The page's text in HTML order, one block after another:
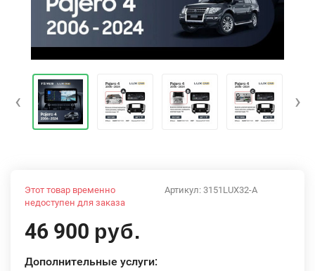
‹ ›
Артикул: 3151LUX32-A
Этот товар временно
недоступен для заказа
46 900 руб.
Дополнительные услуги: